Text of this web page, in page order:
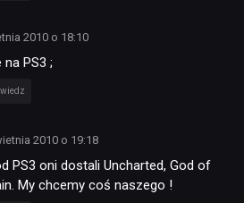
2010 o 18:10
PS3 ;
2010 o 19:18
PS3 oni dostali Uncharted, God of
My chcemy coś naszego !